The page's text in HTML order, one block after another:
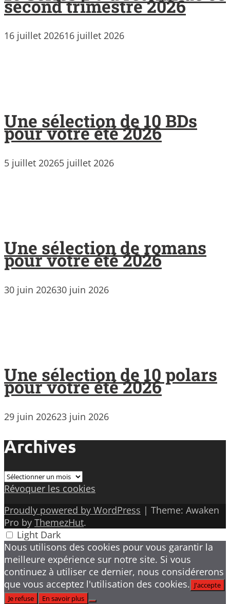
second trimestre 2026
16 juillet 202616 juillet 2026
Une sélection de 10 BDs
pour votre été 2026
5 juillet 20265 juillet 2026
Une sélection de romans
pour votre été 2026
30 juin 202630 juin 2026
Une sélection de 10 polars
pour votre été 2026
29 juin 202623 juin 2026
Archives
Archives
Révoquer les cookies
Proudly powered by WordPress | Theme: Awaken
Pro by ThemezHut.
Light Dark
Nous utilisons des cookies pour vous garantir la
meilleure expérience sur notre site. Si vous
continuez à utiliser ce dernier, nous considérerons
que vous acceptez l'utilisation des cookies. J'accepte
Je refuse
En savoir plus